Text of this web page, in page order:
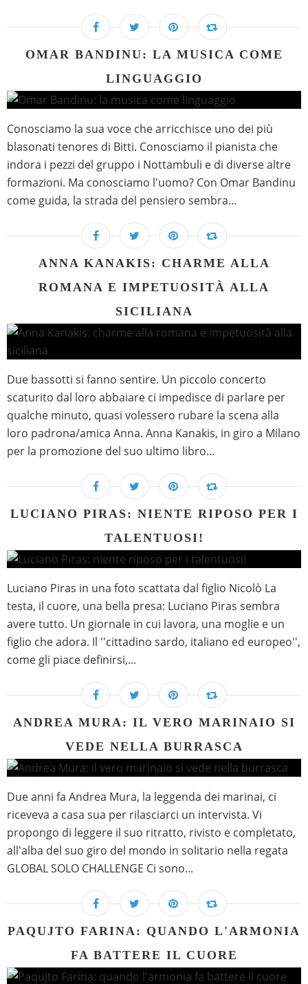
OMAR BANDINU: LA MUSICA COME
LINGUAGGIO
Conosciamo la sua voce che arricchisce uno dei più
blasonati tenores di Bitti. Conosciamo il pianista che
indora i pezzi del gruppo i Nottambuli e di diverse altre
formazioni. Ma conosciamo l'uomo? Con Omar Bandinu
come guida, la strada del pensiero sembra...
ANNA KANAKIS: CHARME ALLA
ROMANA E IMPETUOSITÀ ALLA
SICILIANA
Due bassotti si fanno sentire. Un piccolo concerto
scaturito dal loro abbaiare ci impedisce di parlare per
qualche minuto, quasi volessero rubare la scena alla
loro padrona/amica Anna. Anna Kanakis, in giro a Milano
per la promozione del suo ultimo libro...
LUCIANO PIRAS: NIENTE RIPOSO PER I
TALENTUOSI!
Luciano Piras in una foto scattata dal figlio Nicolò La
testa, il cuore, una bella presa: Luciano Piras sembra
avere tutto. Un giornale in cui lavora, una moglie e un
figlio che adora. Il ''cittadino sardo, italiano ed europeo'',
come gli piace definirsi,...
ANDREA MURA: IL VERO MARINAIO SI
VEDE NELLA BURRASCA
Due anni fa Andrea Mura, la leggenda dei marinai, ci
riceveva a casa sua per rilasciarci un intervista. Vi
propongo di leggere il suo ritratto, rivisto e completato,
all'alba del suo giro del mondo in solitario nella regata
GLOBAL SOLO CHALLENGE Ci sono...
PAQUJTO FARINA: QUANDO L'ARMONIA
FA BATTERE IL CUORE